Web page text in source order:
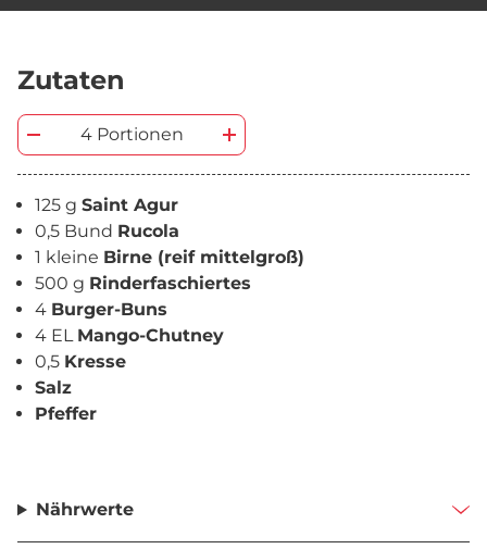
Zutaten
4 Portionen
125 g Saint Agur
0,5 Bund Rucola
1 kleine Birne (reif mittelgroß)
500 g Rinderfaschiertes
4 Burger-Buns
4 EL Mango-Chutney
0,5 Kresse
Salz
Pfeffer
Nährwerte